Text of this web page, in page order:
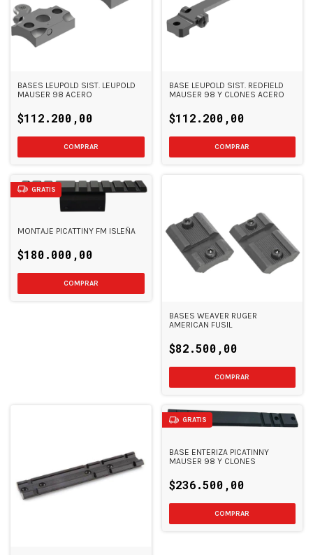
BASES LEUPOLD SIST. LEUPOLD
MAUSER 98 ACERO
$112.200,00
BASE LEUPOLD SIST. REDFIELD
MAUSER 98 Y CLONES ACERO
$112.200,00
GRATIS
MONTAJE PICATTINY FM ISLEÑA
$180.000,00
BASES WEAVER RUGER
AMERICAN FUSIL
$82.500,00
GRATIS
BASE ENTERIZA PICATINNY
MAUSER 98 Y CLONES
$236.500,00